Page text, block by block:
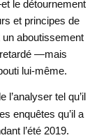
le détournement
et principes de
un aboutissement
retardé —mais
lui-même.
tel qu’il
enquêtes qu’il a
l’été 2019.